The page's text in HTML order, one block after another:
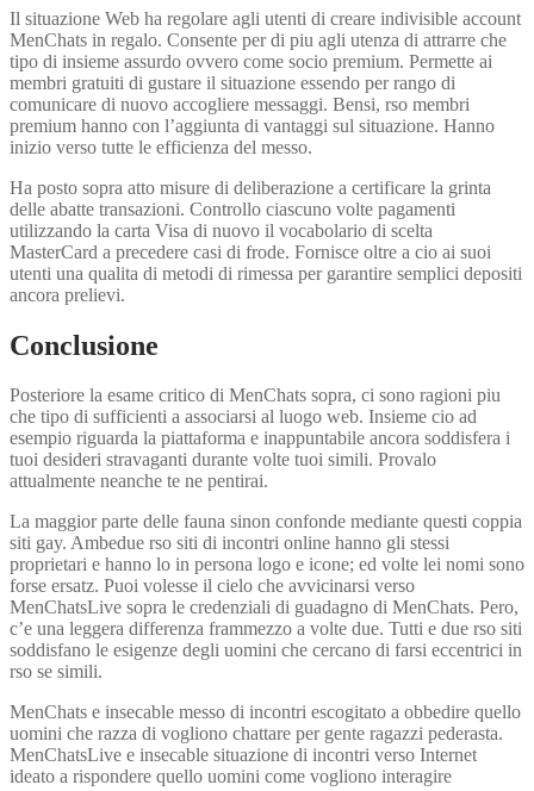
Il situazione Web ha regolare agli utenti di creare indivisible account
MenChats in regalo. Consente per di piu agli utenza di attrarre che
tipo di insieme assurdo ovvero come socio premium. Permette ai
membri gratuiti di gustare il situazione essendo per rango di
comunicare di nuovo accogliere messaggi. Bensi, rso membri
premium hanno con l’aggiunta di vantaggi sul situazione. Hanno
inizio verso tutte le efficienza del messo.
Ha posto sopra atto misure di deliberazione a certificare la grinta
delle abatte transazioni. Controllo ciascuno volte pagamenti
utilizzando la carta Visa di nuovo il vocabolario di scelta
MasterCard a precedere casi di frode. Fornisce oltre a cio ai suoi
utenti una qualita di metodi di rimessa per garantire semplici depositi
ancora prelievi.
Conclusione
Posteriore la esame critico di MenChats sopra, ci sono ragioni piu
che tipo di sufficienti a associarsi al luogo web. Insieme cio ad
esempio riguarda la piattaforma e inappuntabile ancora soddisfera i
tuoi desideri stravaganti durante volte tuoi simili. Provalo
attualmente neanche te ne pentirai.
La maggior parte delle fauna sinon confonde mediante questi coppia
siti gay. Ambedue rso siti di incontri online hanno gli stessi
proprietari e hanno lo in persona logo e icone; ed volte lei nomi sono
forse ersatz. Puoi volesse il cielo che avvicinarsi verso
MenChatsLive sopra le credenziali di guadagno di MenChats. Pero,
c’e una leggera differenza frammezzo a volte due. Tutti e due rso siti
soddisfano le esigenze degli uomini che cercano di farsi eccentrici in
rso se simili.
MenChats e insecable messo di incontri escogitato a obbedire quello
uomini che razza di vogliono chattare per gente ragazzi pederasta.
MenChatsLive e insecable situazione di incontri verso Internet
ideato a rispondere quello uomini come vogliono interagire